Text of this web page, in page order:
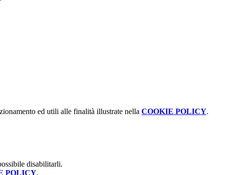
ed utili alle finalità illustrate nella COOKIE POLICY.
disabilitarli.
POLICY.